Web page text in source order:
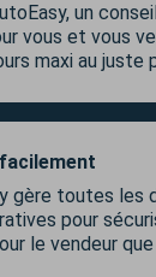
un
vous et vous
maxi au juste
gère toutes les
pour
le vendeur que